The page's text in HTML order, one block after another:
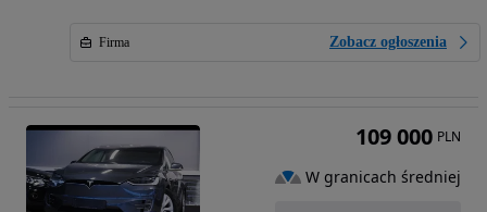
Firma Zobacz ogłoszenia
109 000 PLN
W granicach średniej